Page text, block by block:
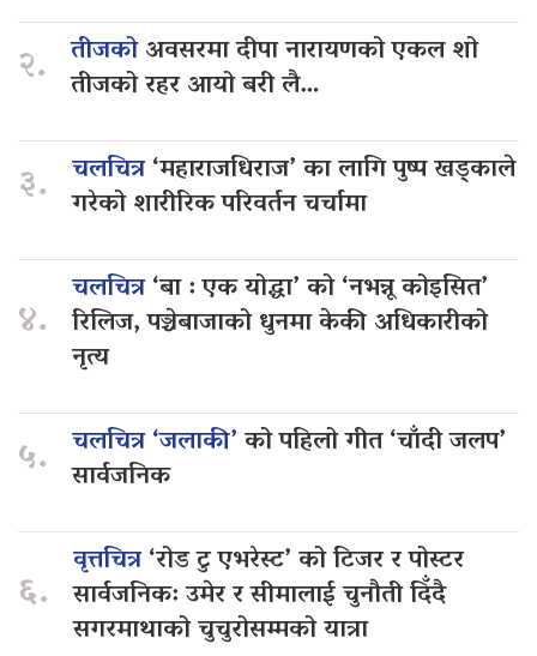
२. तीजकोअवसरमा दीपा नारायणको एकल शो
तीजको रहर आयो बरी लै…
३. चलचित्र‘महाराजधिराज’ का लागि पुष्प खड्काले
गरेको शारीरिक परिवर्तन चर्चामा
४.
चलचित्र‘बा : एक योद्धा’ को ‘नभन्नू कोइसित’
रिलिज, पञ्चेबाजाको धुनमा केकी अधिकारीको
नृत्य
५. चलचित्र ‘जलाकी’को पहिलो गीत ‘चाँदी जलप’
सार्वजनिक
६.
वृत्तचित्र‘रोड टु एभरेस्ट’ को टिजर र पोस्टर
सार्वजनिक: उमेर र सीमालाई चुनौती दिँदै
सगरमाथाको चुचुरोसम्मको यात्रा